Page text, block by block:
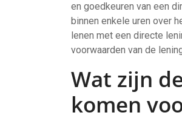
en goedkeuren van een
binnen enkele uren over
lenen met een directe
voorwaarden van de
Wat zijn
komen